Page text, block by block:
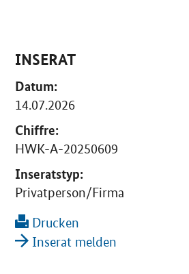
INSERAT
Datum:
14.07.2026
Chiffre:
HWK-A-20250609
Inseratstyp:
Privatperson/Firma
Drucken
Inserat melden